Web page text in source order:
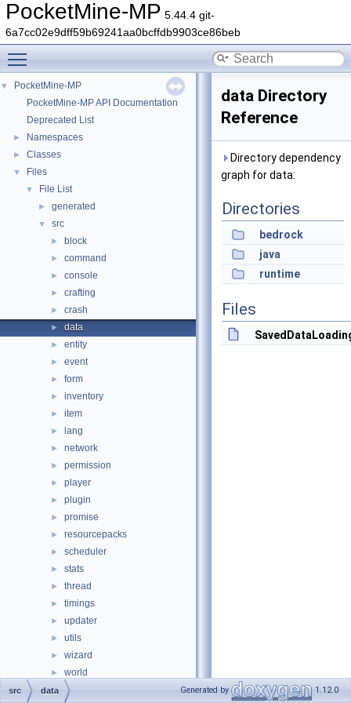
PocketMine-MP 5.44.4 git-
6a7cc02e9dff59b69241aa0bcffdb9903ce86beb
▼
PocketMine-MP
PocketMine-MP API Documentation
Deprecated List
► Namespaces
► Classes
▼ Files
▼ File List
► generated
▼ src
► block
► command
► console
► crafting
► crash
► data
► entity
► event
► form
► inventory
► item
► lang
► network
► permission
► player
► plugin
► promise
► resourcepacks
► scheduler
► stats
► thread
► timings
► updater
► utils
► wizard
►
world
BootstrapOptions.php
data Directory
Reference
Directory dependency
graph for data:
Directories
bedrock
java
runtime
Files
src data Generated by 1.12.0